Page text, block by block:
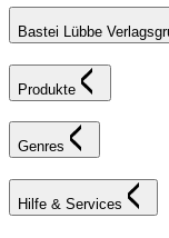
Bastei Lübbe
Produkte
Genres
Hilfe & Services